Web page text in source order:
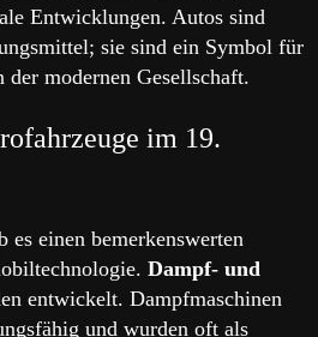
Entwicklungen. Autos sind
sie sind ein Symbol für
modernen Gesellschaft.
im 19.
es einen bemerkenswerten
Dampf- und
entwickelt. Dampfmaschinen
und wurden oft als